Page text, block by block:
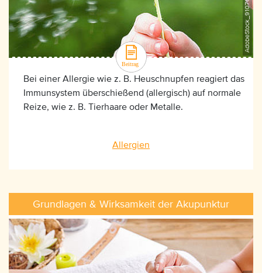
Bei einer Allergie wie z. B. Heuschnupfen reagiert das
Immunsystem überschießend (allergisch) auf normale
Reize, wie z. B. Tierhaare oder Metalle.
Allergien
Grundlagen & Wirksamkeit der Akupunktur